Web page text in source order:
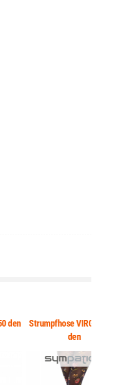
Strumpfhose VIRGINIA 80